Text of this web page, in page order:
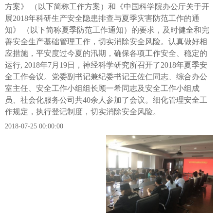
方案》 （以下简称工作方案）和《中国科学院办公厅关于开
展2018年科研生产安全隐患排查与夏季灾害防范工作的通
知》 （以下简称夏季防范工作通知）的要求，及时健全和完
善安全生产基础管理工作，切实消除安全风险。认真做好相
应措施，平安度过今夏的汛期，确保各项工作安全、稳定的
运行, 2018年7月19日，神经科学研究所召开了2018年夏季安
全工作会议。党委副书记兼纪委书记王佐仁同志、综合办公
室主任、安全工作小组组长顾一希同志及安全工作小组成
员、社会化服务公司共40余人参加了会议。细化管理安全工
作规定，执行登记制度，切实消除安全风险。
2018-07-25 00:00:00